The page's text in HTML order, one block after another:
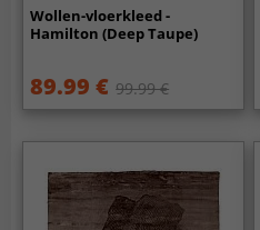
Wollen-vloerkleed -
Hamilton (Deep Taupe)
89.99 € 99.99 €